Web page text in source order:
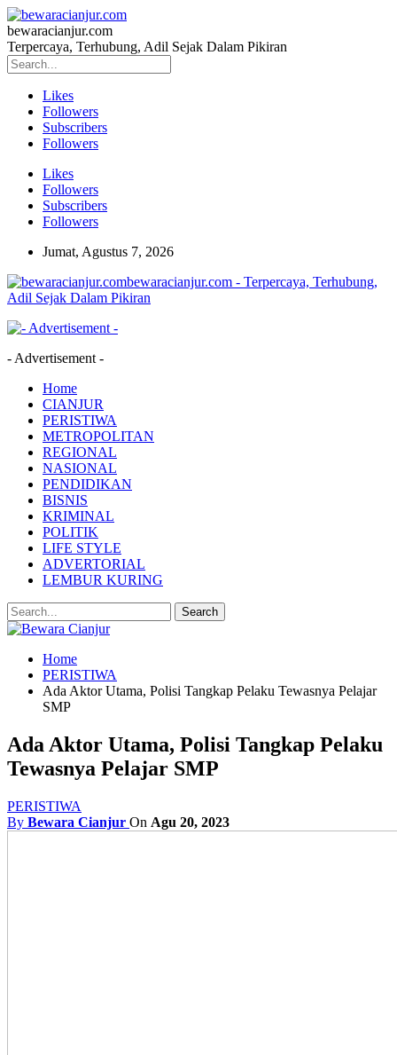
bewaracianjur.com
Terpercaya, Terhubung, Adil Sejak Dalam Pikiran
Likes
Followers
Subscribers
Followers
Likes
Followers
Subscribers
Followers
Jumat, Agustus 7, 2026
bewaracianjur.com - Terpercaya, Terhubung,
Adil Sejak Dalam Pikiran
- Advertisement -
Home
CIANJUR
PERISTIWA
METROPOLITAN
REGIONAL
NASIONAL
PENDIDIKAN
BISNIS
KRIMINAL
POLITIK
LIFE STYLE
ADVERTORIAL
LEMBUR KURING
Home
PERISTIWA
Ada Aktor Utama, Polisi Tangkap Pelaku Tewasnya Pelajar
SMP
Ada Aktor Utama, Polisi Tangkap Pelaku
Tewasnya Pelajar SMP
PERISTIWA
By Bewara Cianjur On Agu 20, 2023